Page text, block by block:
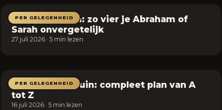
PER GELEGENHEID
50 jaar worden: zo vier je Abraham of
Sarah onvergetelijk
27 juli 2026 · 5 min lezen
PER GELEGENHEID
Bruiloft in de tuin: compleet plan van A
tot Z
16 juli 2026 · 5 min lezen